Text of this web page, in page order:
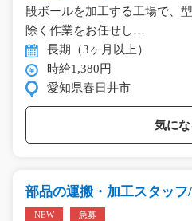
段ボールを加工する工場で、
除く作業をお任せし…
長期（3ヶ月以上）
時給1,380円
愛知県春日井市
気にな
部品の運搬・加工スタッフ
NEW 急募